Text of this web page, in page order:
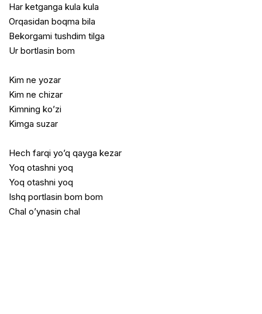
Har ketganga kula kula
Orqasidan boqma bila
Bekorgami tushdim tilga
Ur bortlasin bom
Kim ne yozar
Kim ne chizar
Kimning ko’zi
Kimga suzar
Hech farqi yo’q qayga kezar
Yoq otashni yoq
Yoq otashni yoq
Ishq portlasin bom bom
Chal o’ynasin chal